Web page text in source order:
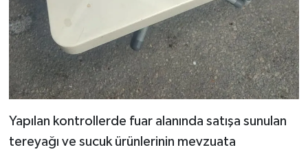
Yapılan kontrollerde fuar alanında satışa sunulan
tereyağı ve sucuk ürünlerinin mevzuata